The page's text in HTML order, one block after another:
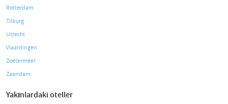
Rotterdam
Tilburg
Utrecht
Vlaardingen
Zoetermeer
Zaandam
Yakınlardaki oteller